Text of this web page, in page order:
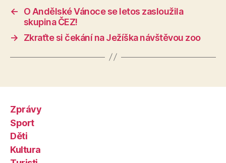
←
O Andělské Vánoce se letos zasloužila
skupina ČEZ!
→
Zkraťte si čekání na Ježíška návštěvou zoo
Zprávy
Sport
Děti
Kultura